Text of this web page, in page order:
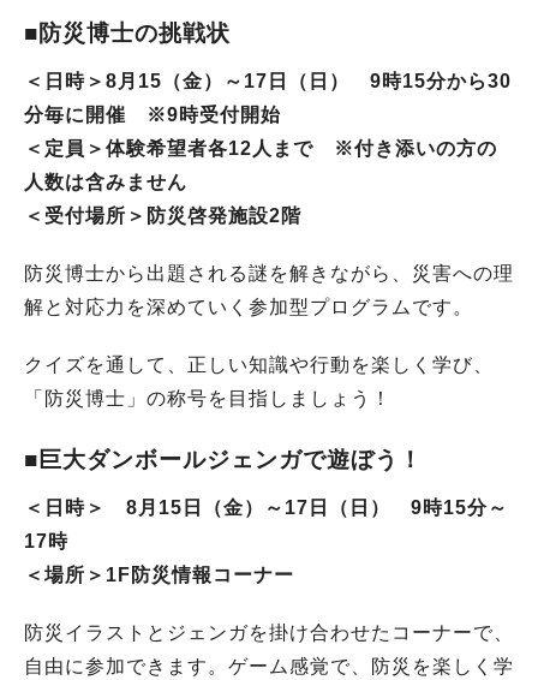
■防災博士の挑戦状
＜日時＞8月15（金）～17日（日） 9時15分から30
分毎に開催 ※9時受付開始
＜定員＞体験希望者各12人まで ※付き添いの方の
人数は含みません
＜受付場所＞防災啓発施設2階
防災博士から出題される謎を解きながら、災害への理
解と対応力を深めていく参加型プログラムです。
クイズを通して、正しい知識や行動を楽しく学び、
「防災博士」の称号を目指しましょう！
■巨大ダンボールジェンガで遊ぼう！
＜日時＞ 8月15日（金）～17日（日） 9時15分～
17時
＜場所＞1F防災情報コーナー
防災イラストとジェンガを掛け合わせたコーナーで、
自由に参加できます。ゲーム感覚で、防災を楽しく学